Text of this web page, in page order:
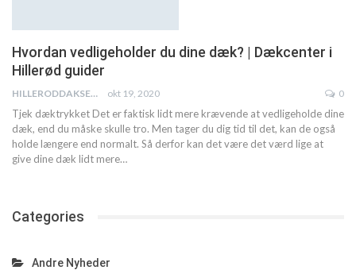
Hvordan vedligeholder du dine dæk? | Dækcenter i
Hillerød guider
HILLERODDAKSERVICE okt 19, 2020 0
Tjek dæktrykket Det er faktisk lidt mere krævende at vedligeholde dine
dæk, end du måske skulle tro. Men tager du dig tid til det, kan de også
holde længere end normalt. Så derfor kan det være det værd lige at
give dine dæk lidt mere…
Categories
Andre Nyheder